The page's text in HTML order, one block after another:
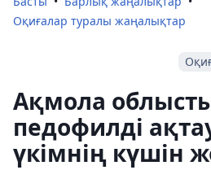
Оқиғалар туралы жаңалықтар
Ақмола
педофилді
үкімнің күшін